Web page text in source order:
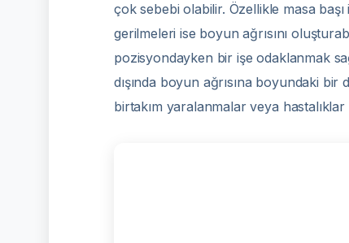
çok sebebi olabilir. Özellikle masa
gerilmeleri ise boyun ağrısını
pozisyondayken bir işe odaklanmak
dışında boyun ağrısına boyundaki bir
birtakım yaralanmalar veya hastalıklar